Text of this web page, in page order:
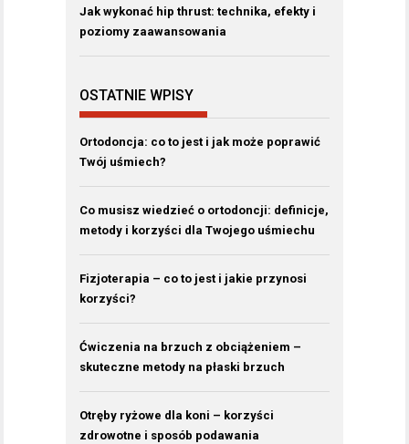
Jak wykonać hip thrust: technika, efekty i
poziomy zaawansowania
OSTATNIE WPISY
Ortodoncja: co to jest i jak może poprawić
Twój uśmiech?
Co musisz wiedzieć o ortodoncji: definicje,
metody i korzyści dla Twojego uśmiechu
Fizjoterapia – co to jest i jakie przynosi
korzyści?
Ćwiczenia na brzuch z obciążeniem –
skuteczne metody na płaski brzuch
Otręby ryżowe dla koni – korzyści
zdrowotne i sposób podawania